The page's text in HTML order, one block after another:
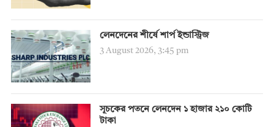
লেনদেনের শীর্ষে শার্প ইন্ডাস্ট্রিজ
3 August 2026, 3:45 pm
সূচকের পতনে লেনদেন ১ হাজার ২১০ কোটি
টাকা